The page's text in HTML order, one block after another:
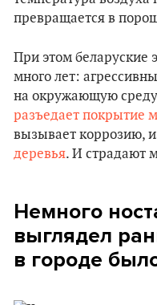
превращается в
При этом беларуские
много лет:
на окружающую
разъедает покрытие
вызывает коррозию,
деревья. И страдают
Немного
выглядел
в городе